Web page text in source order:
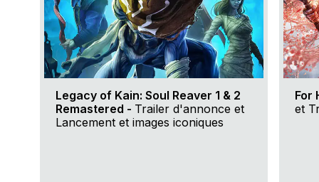
Legacy of Kain: Soul Reaver 1 & 2
Remastered - Trailer d'annonce et
Lancement et images iconiques
For
et